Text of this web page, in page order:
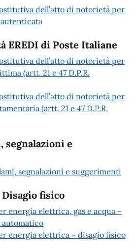
dell’atto di notorietà per
EREDI di Poste Italiane
dell’atto di notorietà per
(artt. 21 e 47 D.P.R.
dell’atto di notorietà per
(artt. 21 e 47 D.P.R.
segnalazioni e
segnalazioni e suggerimenti
Disagio fisico
energia elettrica, gas e acqua –
energia elettrica – disagio fisico